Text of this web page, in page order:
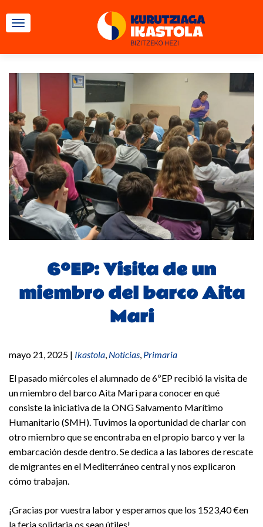
CAMBIAR NAVEGACIÓN
6ºEP: Visita de un
miembro del barco Aita
Mari
mayo 21, 2025 | Ikastola, Noticias, Primaria
El pasado miércoles el alumnado de 6ºEP recibió la visita de
un miembro del barco Aita Mari para conocer en qué
consiste la iniciativa de la ONG Salvamento Marítimo
Humanitario (SMH). Tuvimos la oportunidad de charlar con
otro miembro que se encontraba en el propio barco y ver la
embarcación desde dentro. Se dedica a las labores de rescate
de migrantes en el Mediterráneo central y nos explicaron
cómo trabajan.
¡Gracias por vuestra labor y esperamos que los 1523,40 €en
la feria solidaria os sean útiles!